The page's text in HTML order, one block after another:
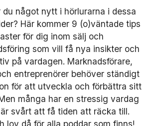
du något nytt i hörlurarna i dessa
Här kommer 9 (o)väntade tips
för dig inom sälj och
som vill få nya insikter och
på vardagen. Marknadsförare,
entreprenörer behöver ständigt
för att utveckla och förbättra sitt
många har en stressig vardag
svårt att få tiden att räcka till.
lov då för alla poddar som finns!